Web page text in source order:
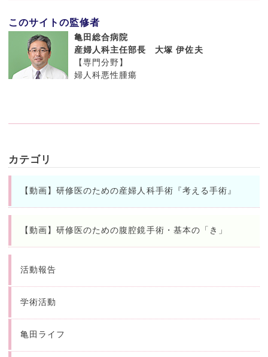
このサイトの監修者
亀田総合病院
産婦人科主任部長 大塚 伊佐夫
【専門分野】
婦人科悪性腫瘍
カテゴリ
【動画】研修医のための産婦人科手術『考える手術』
【動画】研修医のための腹腔鏡手術・基本の「き」
活動報告
学術活動
亀田ライフ